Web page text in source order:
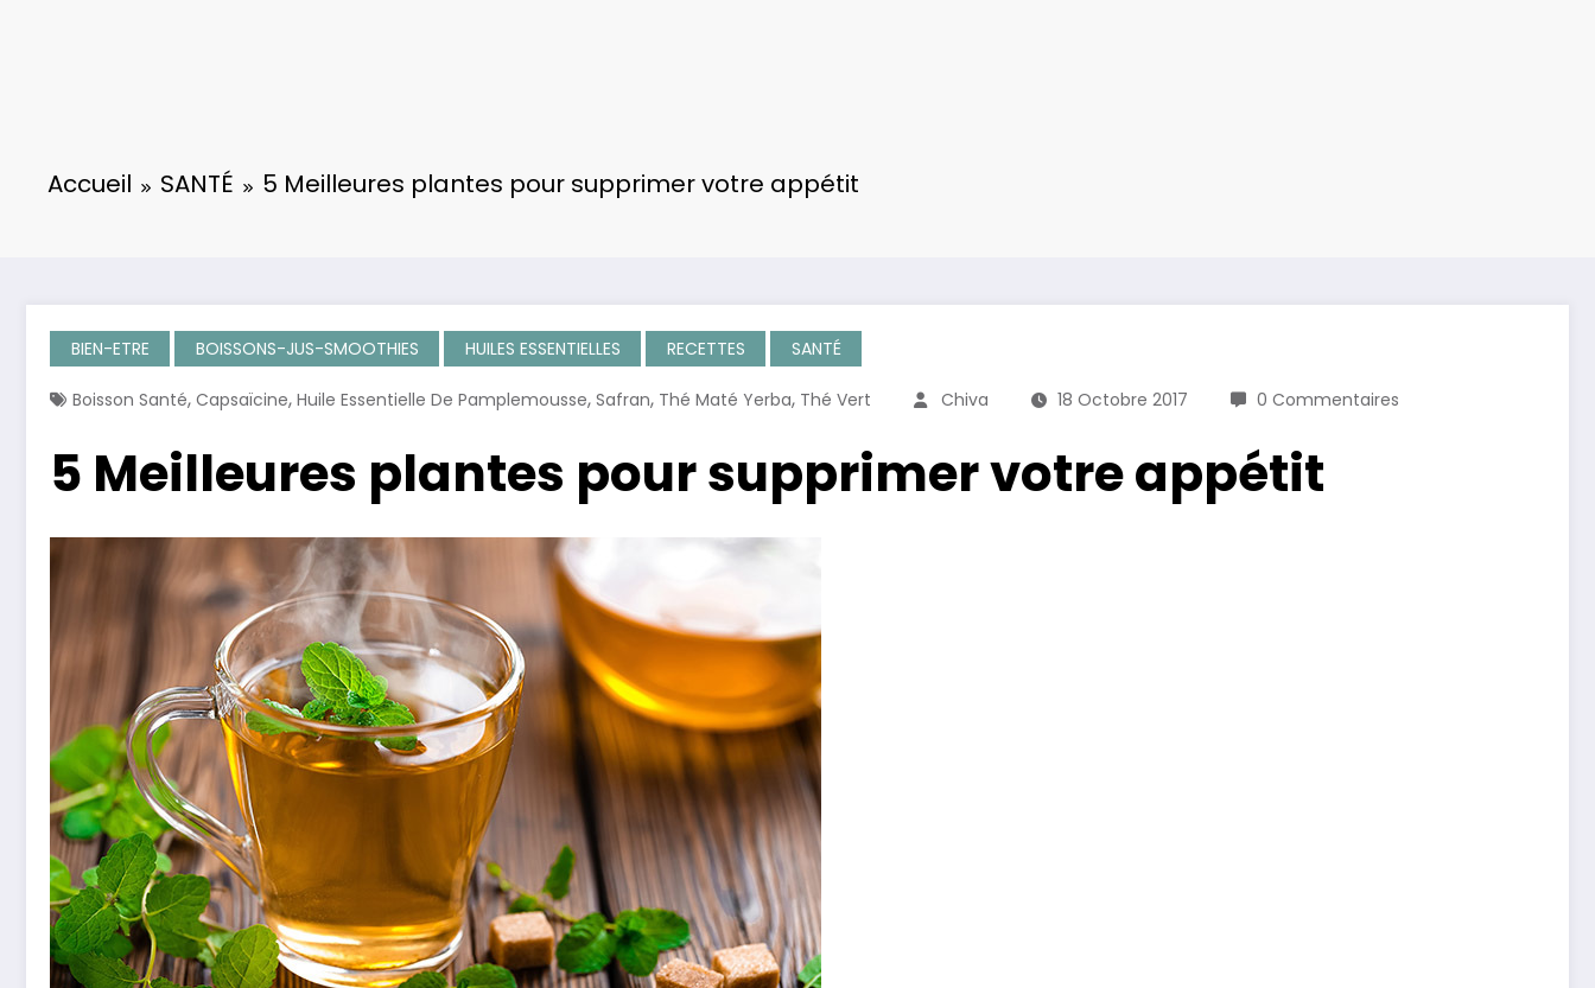
Accueil SANTÉ 5 Meilleures plantes pour supprimer votre appétit
BIEN-ETRE BOISSONS-JUS-SMOOTHIES HUILES ESSENTIELLES RECETTES SANTÉ
Boisson Santé, Capsaïcine, Huile Essentielle De Pamplemousse, Safran, Thé Maté Yerba, Thé Vert Chiva 18 Octobre 2017 0 Commentaires
5 Meilleures plantes pour supprimer votre appétit